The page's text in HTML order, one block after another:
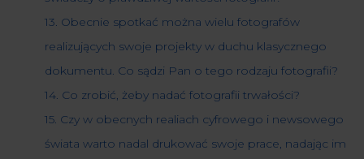
13. Obecnie spotkać można wielu fotografów
realizujących swoje projekty w duchu klasycznego
dokumentu. Co sądzi Pan o tego rodzaju fotografii?
14. Co zrobić, żeby nadać fotografii trwałości?
15. Czy w obecnych realiach cyfrowego i newsowego
świata warto nadal drukować swoje prace, nadając im